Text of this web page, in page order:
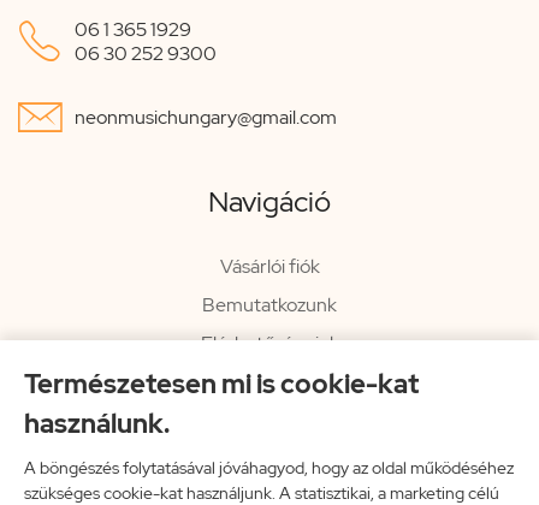
Természetesen mi is cookie-kat
használunk.
A böngészés folytatásával jóváhagyod, hogy az oldal működéséhez
szükséges cookie-kat használjunk. A statisztikai, a marketing célú
 06 1 365 1929
06 30 252 9300
 neonmusichungary@gmail.com
Navigáció
Vásárlói fiók
Bemutatkozunk
Elérhetőségeink
Hírlevél
Impresszum
Vissza a főoldalra